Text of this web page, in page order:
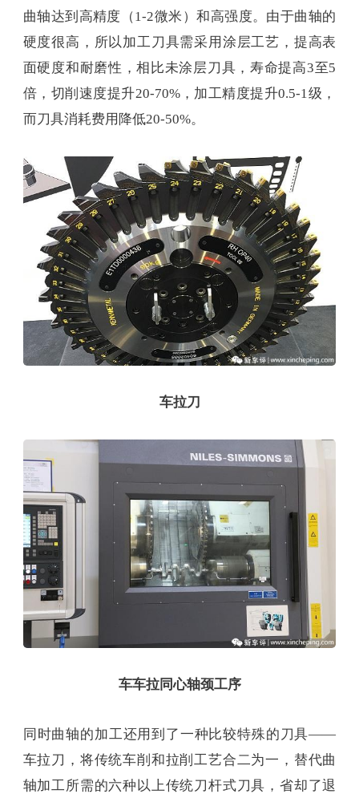
曲轴达到高精度（1-2微米）和高强度。由于曲轴的
硬度很高，所以加工刀具需采用涂层工艺，提高表
面硬度和耐磨性，相比未涂层刀具，寿命提高3至5
倍，切削速度提升20-70%，加工精度提升0.5-1级，
而刀具消耗费用降低20-50%。
车拉刀
车车拉同心轴颈工序
同时曲轴的加工还用到了一种比较特殊的刀具——
车拉刀，将传统车削和拉削工艺合二为一，替代曲
轴加工所需的六种以上传统刀杆式刀具，省却了退